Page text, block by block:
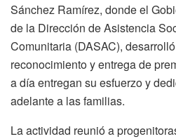
Sánchez Ramírez, donde el
de la Dirección de Asistencia
Comunitaria (DASAC),
reconocimiento y entrega de
a día entregan su esfuerzo y
adelante a las familias.
La actividad reunió a